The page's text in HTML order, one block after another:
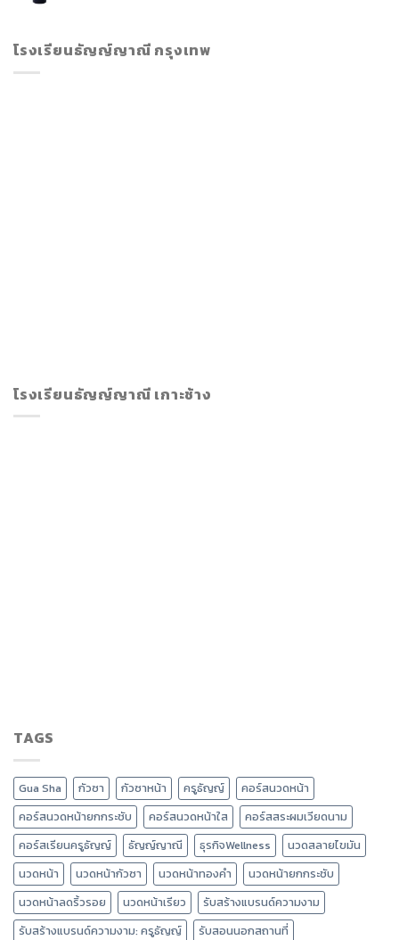
โรงเรียนธัญญ์ญาณี กรุงเทพ
โรงเรียนธัญญ์ญาณี เกาะช้าง
TAGS
Gua Sha กัวซา กัวซาหน้า ครูธัญญ์
คอร์สนวดหน้า
คอร์สนวดหน้ายกกระชับ
คอร์สนวดหน้าใส
คอร์สสระผมเวียดนาม
คอร์สเรียนครูธัญญ์
ธัญญ์ญาณี ธุรกิจWellness
นวดสลายไขมัน
นวดหน้า
นวดหน้ากัวซา นวดหน้าทองคำ
นวดหน้ายกกระชับ
นวดหน้าลดริ้วรอย
นวดหน้าเรียว
รับสร้างแบรนด์ความงาม
รับสร้างแบรนด์ความงาม: ครูธัญญ์
รับสอนนอกสถานที่